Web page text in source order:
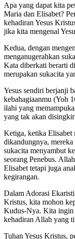
Apa yang dapat kita
Maria dan Elisabet?
kehadiran Yesus
jika kita mengenal
Kedua, dengan
menganugerahkan
Kata diberkati berarti
merupakan sukacita
Yesus sendiri berjanji
kebahagiaanmu (Yoh
ilahi yang
yang tak akan
Ketiga, ketika Elisabet
dikandungnya,
sukacita menyambut
seorang Penebus.
Elisabet tetapi juga
kegirangan.
Dalam Adorasi
Kristus, kita mohon
Kudus-Nya. Kita ingin
kehadiran Allah yang
Tuhan Yesus Kristus,